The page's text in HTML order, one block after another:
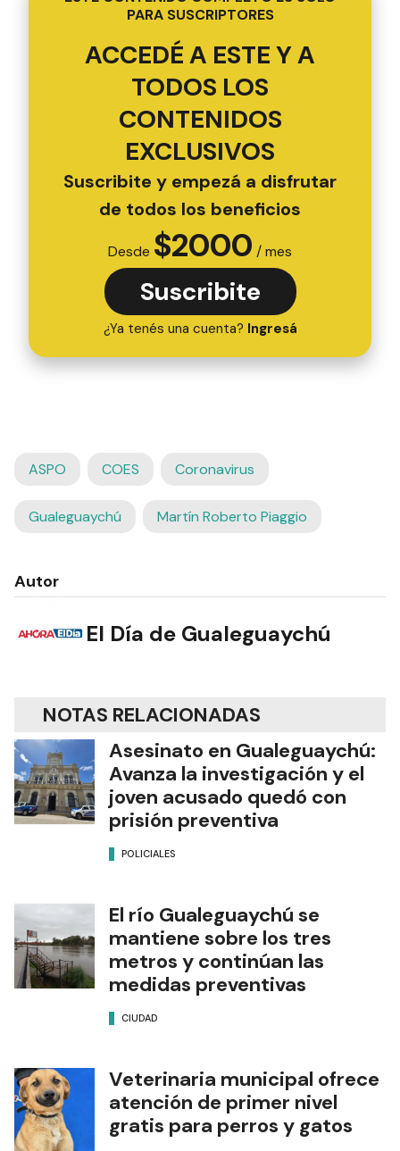
PARA SUSCRIPTORES
ACCEDÉ A ESTE Y A
TODOS LOS
CONTENIDOS
EXCLUSIVOS
Suscribite y empezá a disfrutar
de todos los beneficios
Desde $2000 / mes
Suscribite
¿Ya tenés una cuenta? Ingresá
ASPO COES Coronavirus
Gualeguaychú Martín Roberto Piaggio
Autor
El Día de Gualeguaychú
NOTAS RELACIONADAS
Asesinato en Gualeguaychú:
Avanza la investigación y el
joven acusado quedó con
prisión preventiva
POLICIALES
El río Gualeguaychú se
mantiene sobre los tres
metros y continúan las
medidas preventivas
CIUDAD
Veterinaria municipal ofrece
atención de primer nivel
gratis para perros y gatos